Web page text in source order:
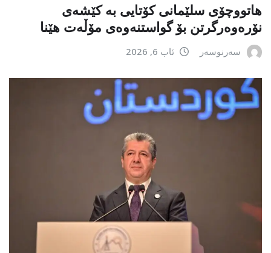
هاتووچۆی سلێمانی کۆتایی بە کێشەی
نۆرەوەرگرتن بۆ گواستنەوەی مۆڵەت هێنا
سەرنوسەر ئاب 6, 2026